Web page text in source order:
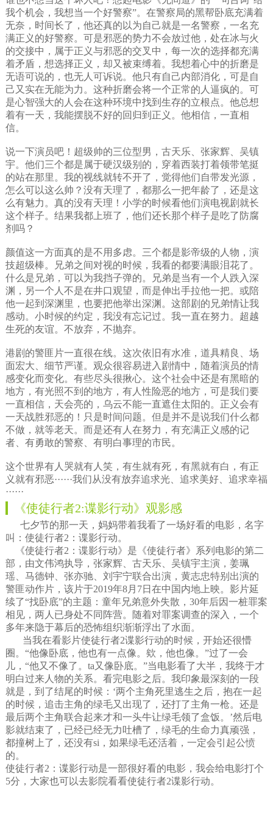
我个机会，我想当一个好警察”。在警察局的黑帮卧底充满着
无奈，时间长了，他还真的以为自己就是一名警察，一名充
满正义的好警察。可是邪恶的势力不会放过他，处在冰与火
的交接中，属于正义与邪恶的交叉中，每一次的选择都充满
着矛盾，想选择正义，却又被束缚着。我想着心中的折磨是
无语可说的，也无人可诉说。他只有自己内部消化，可是自
己又实在无能为力。这种折磨会将一个正常的人逼疯的。可
是心智强大的人会在这种环境中找到生存的立根点。他总想
着有一天，我能摆脱不好的回归到正义。他相信，一直相
信。
说一下演员吧！超级帅的三位型男，古天乐、张家辉、吴镇
宇。他们三个都是属于硬汉级别的，穿着西装打着领带笔挺
的站在那里。我的视线就转不开了，觉得他们自带发光源，
怎么可以这么帅？没有天理了，都那么一把年龄了，还是这
么有魅力。真的没有天理！小学的时候看他们演电视剧就长
这个样子。结果我都上班了，他们还长那个样子是吃了防腐
剂吗？
颜值这一方面真的是不用多虑。三个都是影帝级的人物，演
技超级棒。兄弟之间对视的时候，我看的都要满眼泪花了。
什么是兄弟，可以为我挡子弹的。兄弟是当有一个人跌入深
渊，另一个人不是在井口观望，而是伸出手拉他一把。或陪
他一起到深渊里，也要把他举出深渊。这部剧的兄弟情让我
感动。小时候的约定，我没有忘记过。我一直在努力。超越
生死的友谊。不放弃，不抛弃。
港剧的警匪片一直很在线。这次依旧有水准，道具精良、场
面宏大、细节严谨。观众很容易进入剧情中，随着演员的情
感变化而变化。有些尽头很揪心。这个社会中还是有黑暗的
地方，有光照不到的地方，有人性险恶的地方，可是我们要
一直相信，天会亮的，乌云不能一直遮住太阳的。正义会有
一天战胜邪恶的！只是时间问题。但是并不是说我们什么都
不做，就等老天。而是还有人在努力，有充满正义感的记
者、有勇敢的警察、有明白事理的市民。
这个世界有人哭就有人笑，有生就有死，有黑就有白，有正
义就有邪恶······我们从没有放弃追求光、追求美好、追求幸福
······
《使徒行者2:谍影行动》观影感
七夕节的那一天，妈妈带着我看了一场好看的电影，名字
叫：使徒行者2：谍影行动。
《使徒行者2：谍影行动》是《使徒行者》系列电影的第二
部，由文伟鸿执导，张家辉、古天乐、吴镇宇主演，姜珮
瑶、马德钟、张亦驰、刘宇宁联合出演，黄志忠特别出演的
警匪动作片，该片于2019年8月7日在中国内地上映。影片延
续了“找卧底”的主题：童年兄弟意外失散，30年后因一桩罪案
相见，两人已身处不同阵营。随着对罪案调查的深入，一个
多年来隐于幕后的恐怖组织渐渐浮出了水面。
当我在看影片使徒行者2谍影行动的时候，开始还很懵
圈。“他像卧底，他也有一点像。欸，他也像。”过了一会
儿，“他又不像了。ta又像卧底。”当电影看了大半，我终于才
明白过来人物的关系。看完电影之后。我印象最深刻的一段
就是，到了结尾的时候：‘两个主角死里逃生之后，抱在一起
的时候，追击主角的绿毛又出现了，还打了主角一枪。还是
最后两个主角联合起来才和一头牛让绿毛领了盒饭。’然后电
影就结束了，已经已经无力吐槽了，绿毛的生命力真顽强，
都撞树上了，还没有si，如果绿毛还活着，一定会引起公愤
的。
使徒行者2：谍影行动是一部很好看的电影，我会给电影打个
5分，大家也可以去影院看看使徒行者2谍影行动。